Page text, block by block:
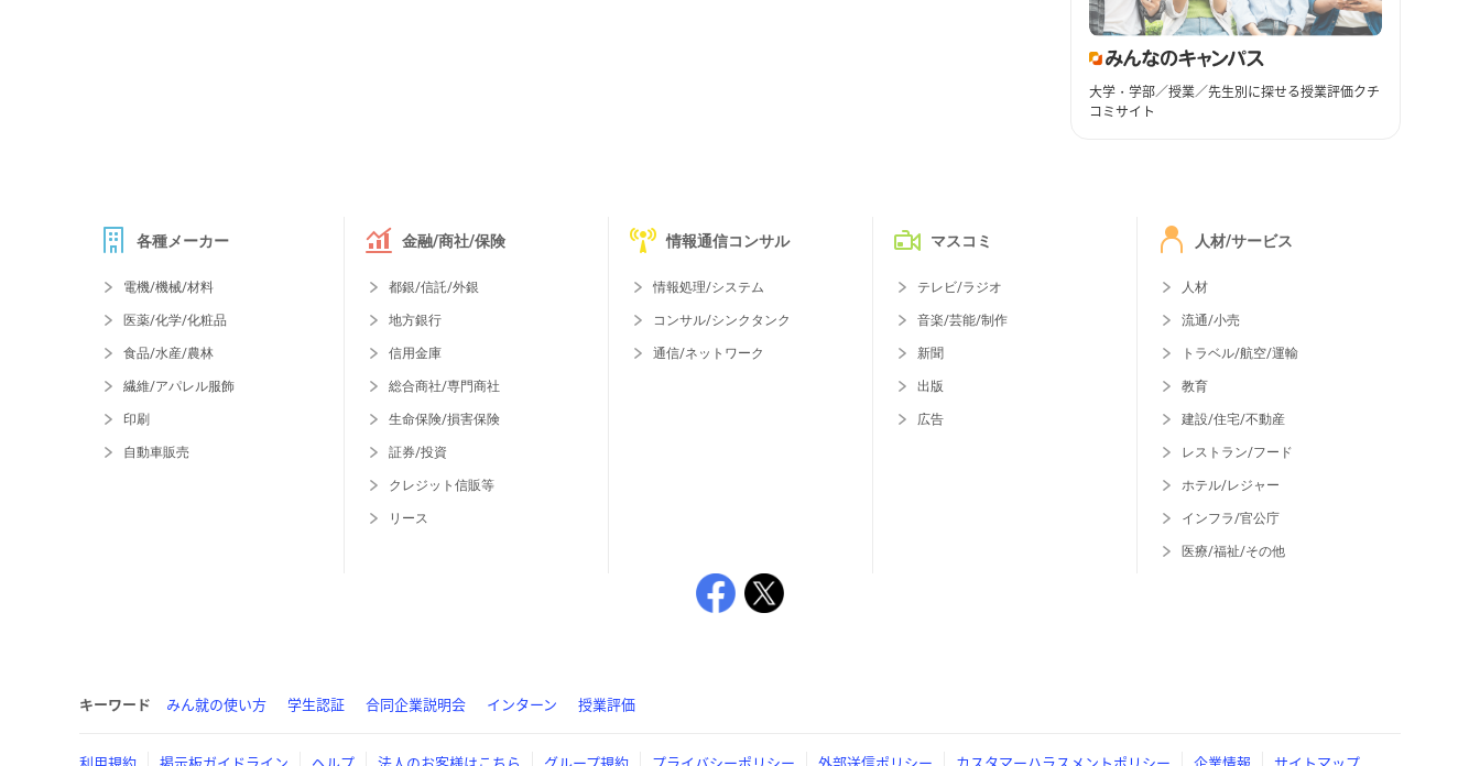
大学・学部／授業／先生別に探せる授業評価クチ
コミサイト
各種メーカー
電機/機械/材料
医薬/化学/化粧品
食品/水産/農林
繊維/アパレル服飾
印刷
自動車販売
金融/商社/保険
都銀/信託/外銀
地方銀行
信用金庫
総合商社/専門商社
生命保険/損害保険
証券/投資
クレジット信販等
リース
情報通信コンサル
情報処理/システム
コンサル/シンクタンク
通信/ネットワーク
マスコミ
テレビ/ラジオ
音楽/芸能/制作
新聞
出版
広告
人材/サービス
人材
流通/小売
トラベル/航空/運輸
教育
建設/住宅/不動産
レストラン/フード
ホテル/レジャー
インフラ/官公庁
医療/福祉/その他
キーワード みん就の使い方 学生認証 合同企業説明会 インターン 授業評価